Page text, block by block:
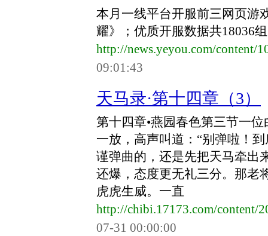
本月一线平台开服前三网页游
耀》；优质开服数据共18036组
http://news.yeyou.com/content/
09:01:43
天马录·第十四章（3）
第十四章•燕园春色第三节一
一放，高声叫道：“别弹啦！
谨弹曲的，还是先把天马牵出
还爆，态度更无礼三分。那老
虎虎生威。一直
http://chibi.17173.com/content/
07-31 00:00:00